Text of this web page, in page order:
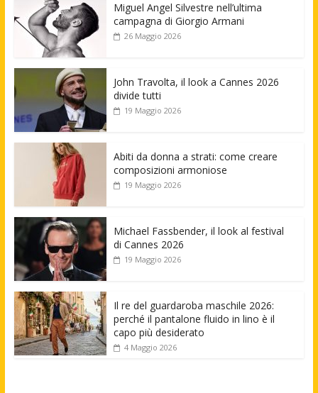
Miguel Angel Silvestre nell’ultima
campagna di Giorgio Armani
26 Maggio 2026
John Travolta, il look a Cannes 2026
divide tutti
19 Maggio 2026
Abiti da donna a strati: come creare
composizioni armoniose
19 Maggio 2026
Michael Fassbender, il look al festival
di Cannes 2026
19 Maggio 2026
Il re del guardaroba maschile 2026:
perché il pantalone fluido in lino è il
capo più desiderato
4 Maggio 2026